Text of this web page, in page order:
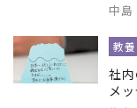
中島
教養
社
メ